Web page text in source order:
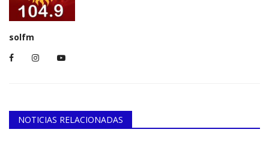
solfm
NOTICIAS RELACIONADAS